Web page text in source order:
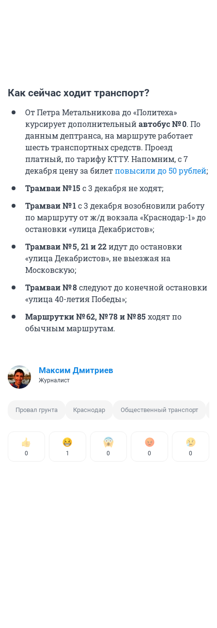
Как сейчас ходит транспорт?
От Петра Метальникова до «Политеха»
курсирует дополнительныйавтобус № 0. По
данным дептранса, на маршруте работает
шесть транспортных средств. Проезд
платный, по тарифу КТТУ. Напомним, с 7
декабря цену за билетповысили до 50 рублей;
Трамваи № 15 с 3 декабря не ходят;
Трамваи № 1с 3 декабря возобновили работу
по маршруту от ж/д вокзала «Краснодар-1» до
остановки «улица Декабристов»;
Трамваи № 5, 21 и 22идут до остановки
«улица Декабристов», не выезжая на
Московскую;
Трамваи № 8следуют до конечной остановки
«улица 40-летия Победы»;
Маршрутки № 62, № 78 и № 85 ходят по
обычным маршрутам.
Максим Дмитриев
Журналист
Провал грунта Краснодар Общественный транспорт
0 1 0 0 0